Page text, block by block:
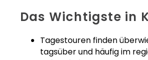
Das Wichtigste in
Tagestouren finden
tagsüber und häufig im